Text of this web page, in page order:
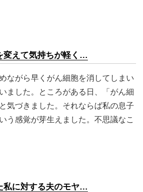
変えて気持ちが軽く…
ながら早くがん細胞を消してしまい
ました。ところがある日、「がん細
気づきました。それならば私の息子
う感覚が芽生えました。不思議なこ
私に対する夫のモヤ…